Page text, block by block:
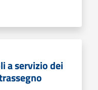
a servizio dei